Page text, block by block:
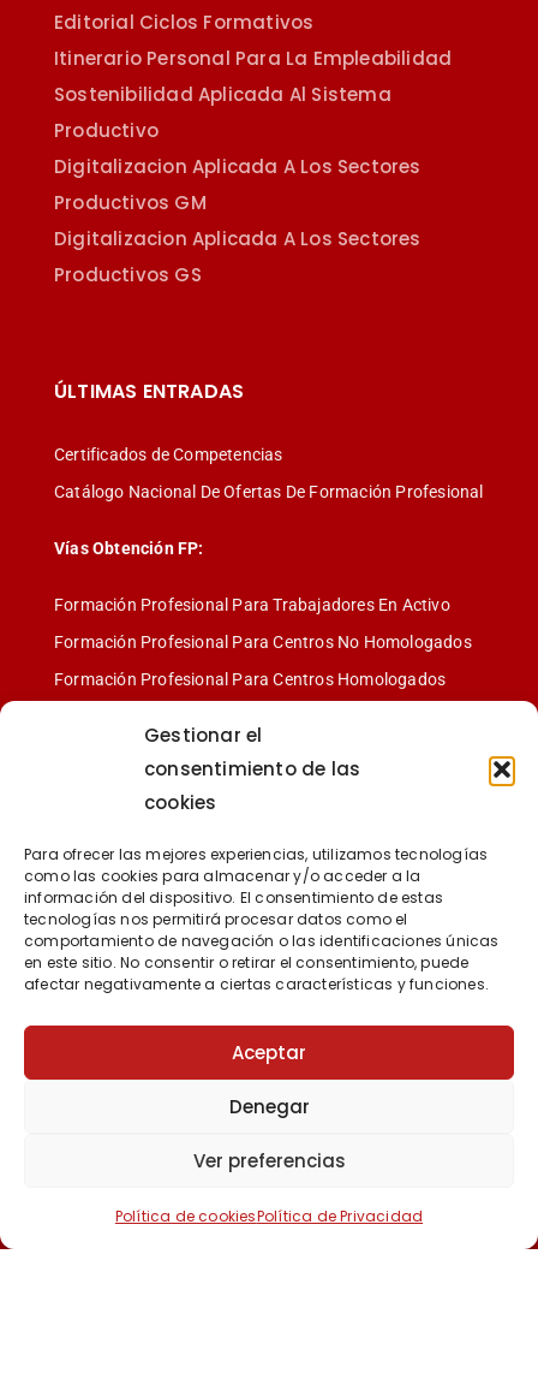
Gestionar el
consentimiento de las
cookies
Para ofrecer las mejores experiencias, utilizamos tecnologías
como las cookies para almacenar y/o acceder a la
información del dispositivo. El consentimiento de estas
tecnologías nos permitirá procesar datos como el
comportamiento de navegación o las identificaciones únicas
en este sitio. No consentir o retirar el consentimiento, puede
afectar negativamente a ciertas características y funciones.
Aceptar
Denegar
Ver preferencias
Política de cookiesPolítica de Privacidad
Editorial Ciclos Formativos
Itinerario Personal Para La Empleabilidad
Sostenibilidad Aplicada Al Sistema
Productivo
Digitalizacion Aplicada A Los Sectores
Productivos GM
Digitalizacion Aplicada A Los Sectores
Productivos GS
ÚLTIMAS ENTRADAS
Certificados de Competencias
Catálogo Nacional De Ofertas De Formación Profesional
Vías Obtención FP:
Formación Profesional Para Trabajadores En Activo
Formación Profesional Para Centros No Homologados
Formación Profesional Para Centros Homologados
Proyecto financiado por la Dirección General del Libro y Fomento de la
Lectura, Ministerio de Cultura y Deporte